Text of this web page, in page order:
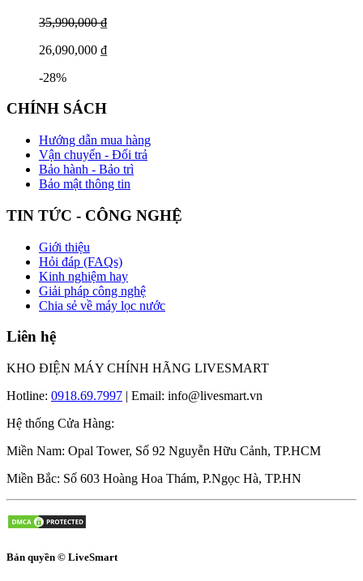
35,990,000 ₫
26,090,000 ₫
-28%
CHÍNH SÁCH
Hướng dẫn mua hàng
Vận chuyển - Đổi trả
Bảo hành - Bảo trì
Bảo mật thông tin
TIN TỨC - CÔNG NGHỆ
Giới thiệu
Hỏi đáp (FAQs)
Kinh nghiệm hay
Giải pháp công nghệ
Chia sẻ về máy lọc nước
Liên hệ
KHO ĐIỆN MÁY CHÍNH HÃNG LIVESMART
Hotline: 0918.69.7997 | Email: info@livesmart.vn
Hệ thống Cửa Hàng:
Miền Nam: Opal Tower, Số 92 Nguyễn Hữu Cảnh, TP.HCM
Miền Bắc: Số 603 Hoàng Hoa Thám, P.Ngọc Hà, TP.HN
Bản quyền © LiveSmart